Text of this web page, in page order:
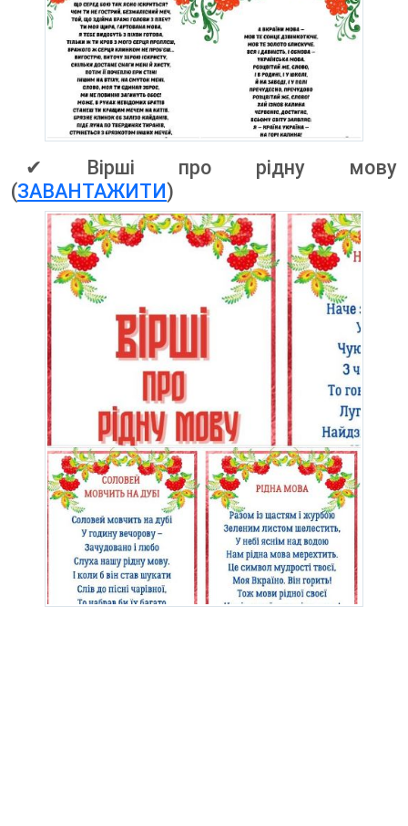
✔ Вірші про рідну мову
(ЗАВАНТАЖИТИ)